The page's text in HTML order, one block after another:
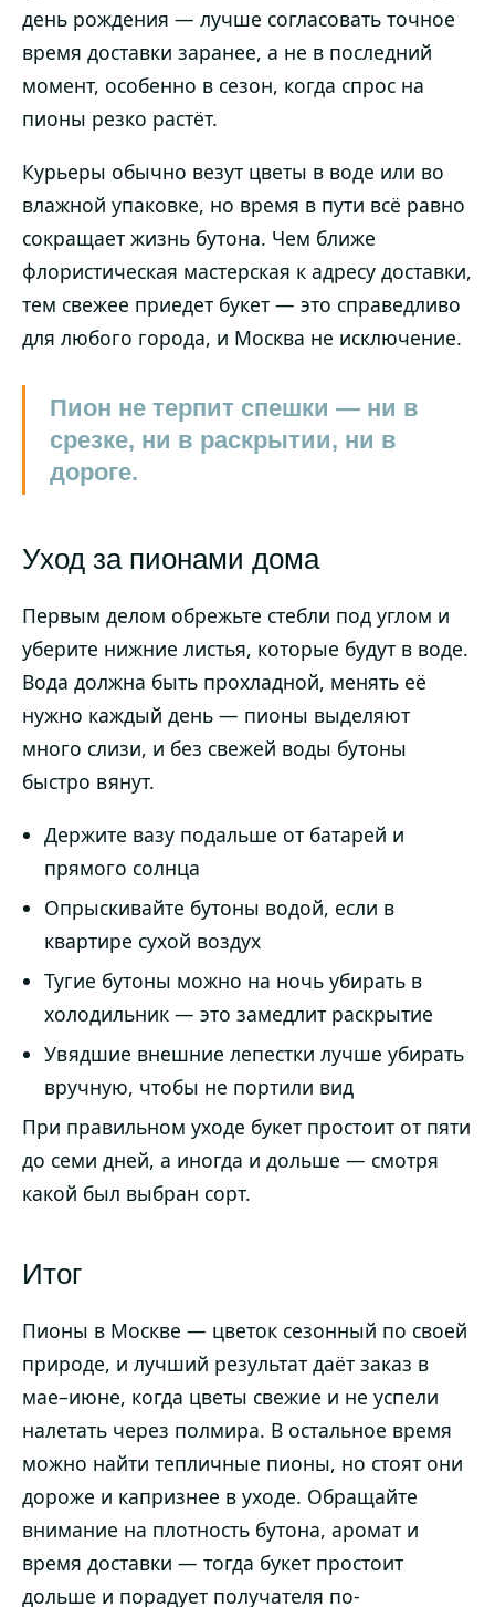
день рождения — лучше согласовать точное
время доставки заранее, а не в последний
момент, особенно в сезон, когда спрос на
пионы резко растёт.
Курьеры обычно везут цветы в воде или во
влажной упаковке, но время в пути всё равно
сокращает жизнь бутона. Чем ближе
флористическая мастерская к адресу доставки,
тем свежее приедет букет — это справедливо
для любого города, и Москва не исключение.
Пион не терпит спешки — ни в
срезке, ни в раскрытии, ни в
дороге.
Уход за пионами дома
Первым делом обрежьте стебли под углом и
уберите нижние листья, которые будут в воде.
Вода должна быть прохладной, менять её
нужно каждый день — пионы выделяют
много слизи, и без свежей воды бутоны
быстро вянут.
Держите вазу подальше от батарей и
прямого солнца
Опрыскивайте бутоны водой, если в
квартире сухой воздух
Тугие бутоны можно на ночь убирать в
холодильник — это замедлит раскрытие
Увядшие внешние лепестки лучше убирать
вручную, чтобы не портили вид
При правильном уходе букет простоит от пяти
до семи дней, а иногда и дольше — смотря
какой был выбран сорт.
Итог
Пионы в Москве — цветок сезонный по своей
природе, и лучший результат даёт заказ в
мае–июне, когда цветы свежие и не успели
налетать через полмира. В остальное время
можно найти тепличные пионы, но стоят они
дороже и капризнее в уходе. Обращайте
внимание на плотность бутона, аромат и
время доставки — тогда букет простоит
дольше и порадует получателя по-